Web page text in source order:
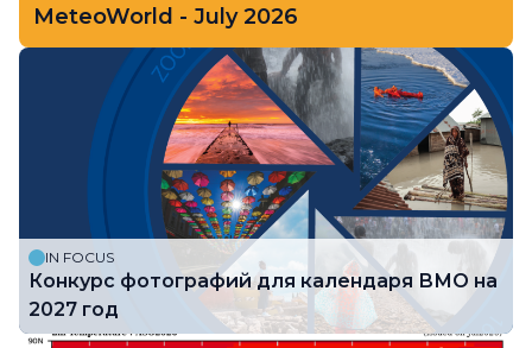
MeteoWorld - July 2026
IN FOCUS
Конкурс фотографий для календаря ВМО на
2027 год